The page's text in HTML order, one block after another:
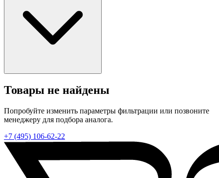
Товары не найдены
Попробуйте изменить параметры фильтрации или позвоните
менеджеру для подбора аналога.
+7 (495) 106-62-22